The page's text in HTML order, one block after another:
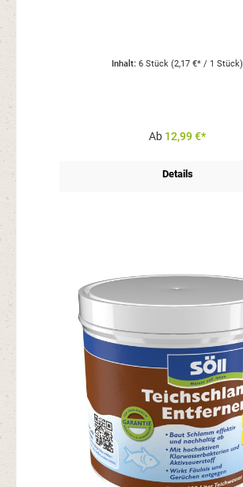
Inhalt: 6 Stück (2,17 €* / 1 Stück)
Ab 12,99 €*
Details